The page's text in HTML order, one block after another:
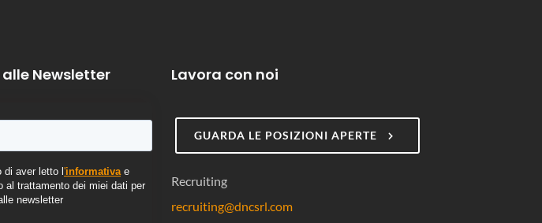
Newsletter
di aver letto l 'informativa e
al trattamento dei miei dati per
newsletter
Lavora con noi
GUARDA LE POSIZIONI APERTE
Recruiting
recruiting@dncsrl.com